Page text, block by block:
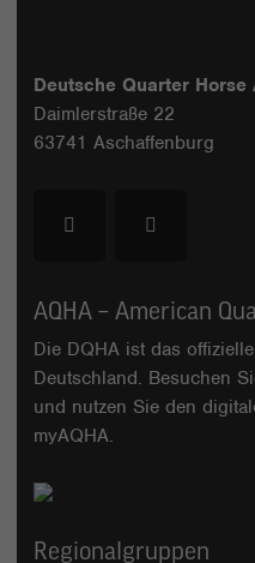
Deutsche Quarter Horse
Daimlerstraße 22
63741 Aschaffenburg
AQHA – American
Die DQHA ist das
Deutschland. Besuchen
und nutzen Sie den
myAQHA.
Regionalgruppen